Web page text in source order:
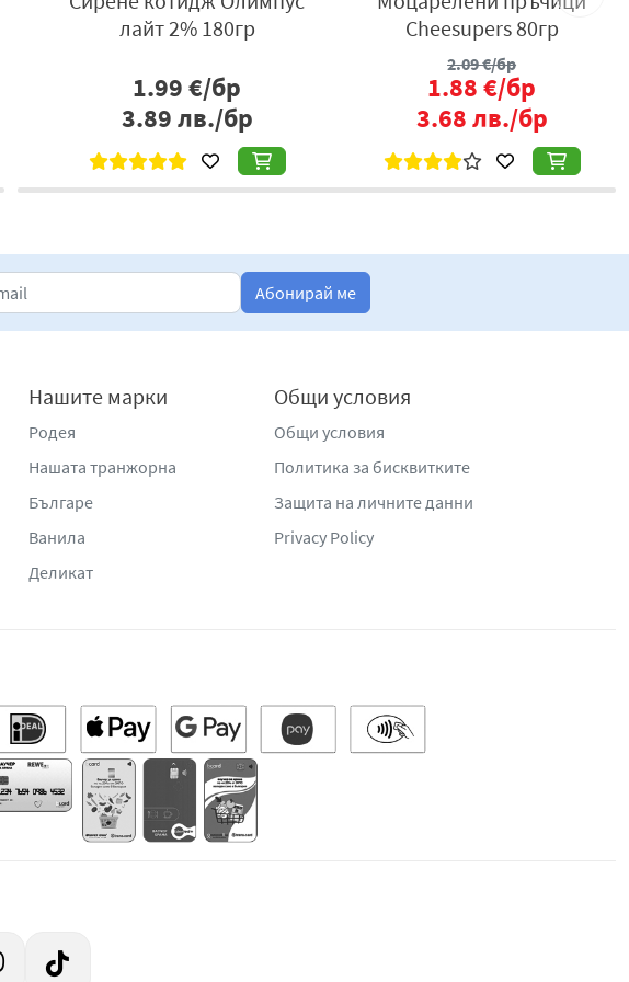
лайт 2% 180гр
1.99€/бр
3.89лв./бр
Cheesupers 80гр
2.09€/бр
1.88€/бр
3.68лв./бр
Абонирай ме
Нашите марки
Родея
Нашата транжорна
Българе
Ванила
Деликат
Общи условия
Общи условия
Политика за бисквитките
Защита на личните данни
Privacy Policy